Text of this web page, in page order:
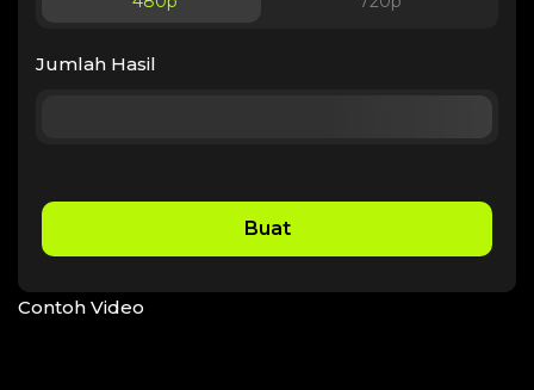
Jumlah Hasil
Buat
Contoh Video